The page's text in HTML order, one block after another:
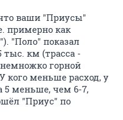
ваши "Приусы"
примерно как
"Поло" показал
тыс. км (трасса -
горной
кого меньше расход, у
5 меньше, чем 6-7,
"Приус" по